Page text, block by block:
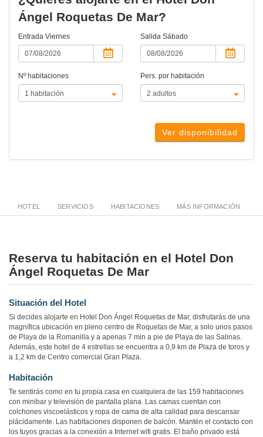
Ángel Roquetas De Mar?
Entrada Viernes Salida Sábado
Nº habitaciones Pers. por habitación
Ver disponibilidad
HOTEL SERVICIOS HABITACIONES MÁS INFORMACIÓN
Reserva tu habitación en el Hotel Don
Ángel Roquetas De Mar
Situación del Hotel
Si decides alojarte en Hotel Don Ángel Roquetas de Mar, disfrutarás de una
magnífica ubicación en pleno centro de Roquetas de Mar, a solo unos pasos
de Playa de la Romanilla y a apenas 7 min a pie de Playa de las Salinas.
Además, este hotel de 4 estrellas se encuentra a 0,9 km de Plaza de toros y
a 1,2 km de Centro comercial Gran Plaza.
Habitación
Te sentirás como en tu propia casa en cualquiera de las 159 habitaciones
con minibar y televisión de pantalla plana. Las camas cuentan con
colchones viscoelásticos y ropa de cama de alta calidad para descansar
plácidamente. Las habitaciones disponen de balcón. Mantén el contacto con
los tuyos gracias a la conexión a Internet wifi gratis. El baño privado está